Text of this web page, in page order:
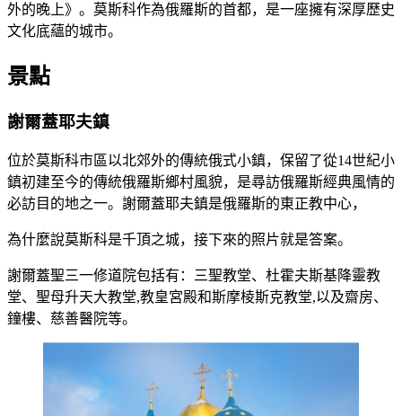
外的晚上》。莫斯科作為俄羅斯的首都，是一座擁有深厚歷史
文化底蘊的城市。
景點
謝爾蓋耶夫鎮
位於莫斯科市區以北郊外的傳統俄式小鎮，保留了從14世紀小
鎮初建至今的傳統俄羅斯鄉村風貌，是尋訪俄羅斯經典風情的
必訪目的地之一。謝爾蓋耶夫鎮是俄羅斯的東正教中心，
為什麼說莫斯科是千頂之城，接下來的照片就是答案。
謝爾蓋聖三一修道院包括有：三聖教堂、杜霍夫斯基降靈教
堂、聖母升天大教堂,教皇宮殿和斯摩棱斯克教堂,以及齋房、
鐘樓、慈善醫院等。